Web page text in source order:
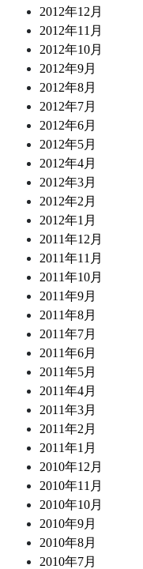
2012年12月
2012年11月
2012年10月
2012年9月
2012年8月
2012年7月
2012年6月
2012年5月
2012年4月
2012年3月
2012年2月
2012年1月
2011年12月
2011年11月
2011年10月
2011年9月
2011年8月
2011年7月
2011年6月
2011年5月
2011年4月
2011年3月
2011年2月
2011年1月
2010年12月
2010年11月
2010年10月
2010年9月
2010年8月
2010年7月